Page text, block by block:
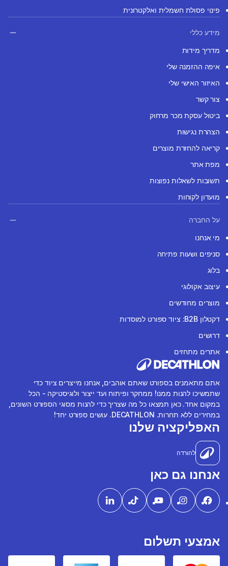
פינוי פסולת חשמלית ואלקטרונית
מידע כללי
מדריך מידות
איפה ההזמנה שלי
האיזור האישי שלי
צור קשר
ביטול עסקת מכר מרחוק
הצהרת נגישות
קריאה להחזרת מוצרים
מפת אתר
תשובות לשאלות נפוצות
מועדון לקוחות
על החברה
מי אנחנו
סניפים ושעות פתיחה
בלוג
עיצוב אקולוגי
מוצרים מחודשים
דקטלון B2B: ציוד ספורט למוסדות
דרושים
אתרים מתחזים
אתם מתאמנים בספורט שאתם אוהבים, אנחנו מייצרים ציוד כדי
שתמשיכו להנות ממנו! ממחקר ופיתוח ועד ייצור ולוגיסטיקה - הכל
במקום אחד. כאן תמצאו כל מה שצריך כדי להנות מסוגי הספורט השונים,
במחירים ללא תחרות. DECATHLON. עושים ספורט יחד!
האפליקציה שלנו
להורדה
אנחנו גם כאן
אמצעי תשלום